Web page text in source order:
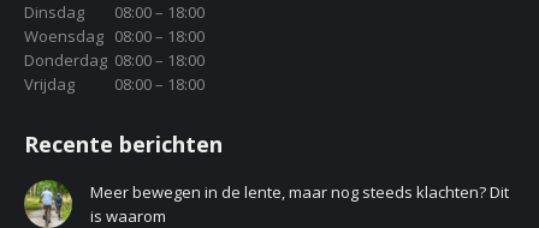
Dinsdag
08:00 – 18:00
Woensdag 08:00 – 18:00
Donderdag 08:00 – 18:00
Vrijdag
08:00 – 18:00
Recente berichten
Meer bewegen in de lente, maar nog steeds klachten? Dit
is waarom